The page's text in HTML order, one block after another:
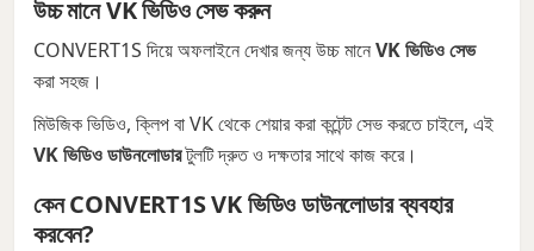
উচ্চ মানে VK ভিডিও সেভ করুন
CONVERT1S দিয়ে অফলাইনে দেখার জন্য উচ্চ মানেVK ভিডিও সেভ
করা সহজ।
মিউজিক ভিডিও, ক্লিপ বা VK থেকে শেয়ার করা কন্টেন্ট সেভ করতে চাইলে, এই
VK ভিডিও ডাউনলোডারটুলটি দ্রুত ও দক্ষতার সাথে কাজ করে।
কেন CONVERT1S VK ভিডিও ডাউনলোডার ব্যবহার
করবেন?